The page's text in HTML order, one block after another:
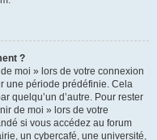
?
moi » lors de votre connexion
une période prédéfinie. Cela
quelqu’un d’autre. Pour rester
de moi » lors de votre
si vous accédez au forum
un cybercafé, une université,